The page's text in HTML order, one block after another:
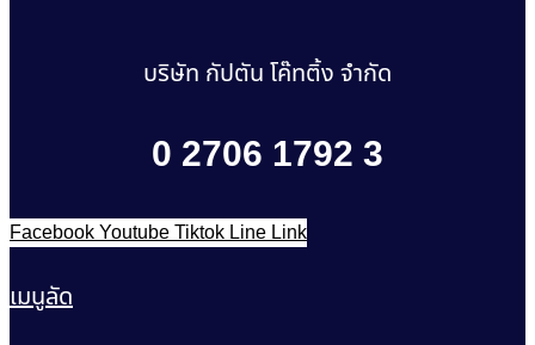
บริษัท กัปตัน โค๊ทติ้ง จำกัด
0 2706 1792 3
FacebookYoutubeTiktokLineLink
เมนูลัด